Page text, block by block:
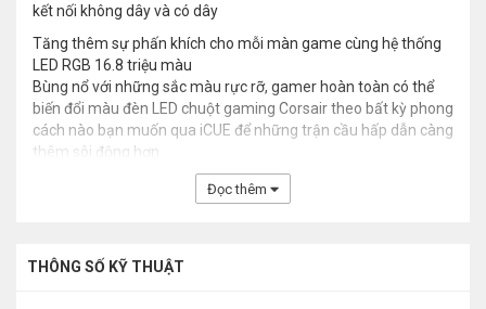
kết nối không dây và có dây
Tăng thêm sự phấn khích cho mỗi màn game cùng hệ thống
LED RGB 16.8 triệu màu
Bùng nổ với những sắc màu rực rỡ, gamer hoàn toàn có thể
biến đổi màu đèn LED chuột gaming Corsair theo bất kỳ phong
cách nào bạn muốn qua iCUE để những trận cầu hấp dẫn càng
thêm sôi động hơn.
Đọc thêm
THÔNG SỐ KỸ THUẬT